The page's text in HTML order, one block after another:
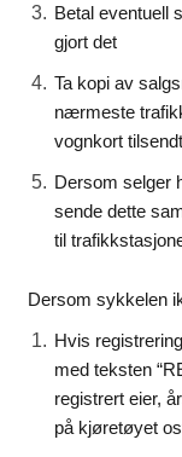
Betal eventuell
gjort det
Ta kopi av
nærmeste
vognkort
Dersom selger
sende dette
til
Dersom sykkelen
Hvis
med teksten
registrert eier,
på kjøretøyet